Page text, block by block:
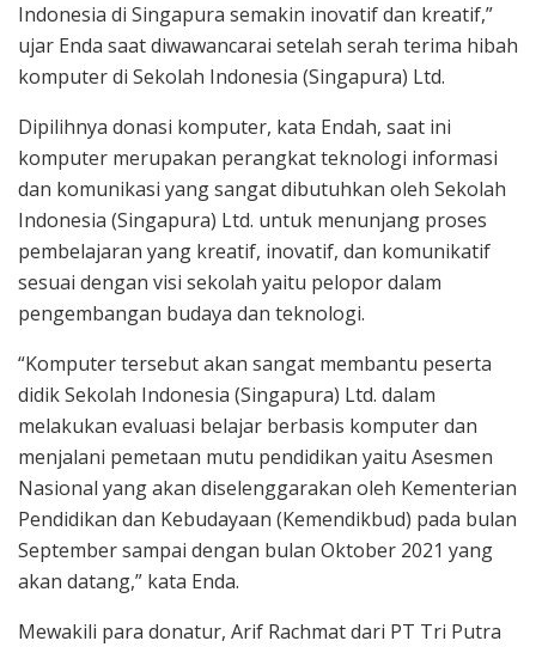
Indonesia di Singapura semakin inovatif dan kreatif,”
ujar Enda saat diwawancarai setelah serah terima hibah
komputer di Sekolah Indonesia (Singapura) Ltd.
Dipilihnya donasi komputer, kata Endah, saat ini
komputer merupakan perangkat teknologi informasi
dan komunikasi yang sangat dibutuhkan oleh Sekolah
Indonesia (Singapura) Ltd. untuk menunjang proses
pembelajaran yang kreatif, inovatif, dan komunikatif
sesuai dengan visi sekolah yaitu pelopor dalam
pengembangan budaya dan teknologi.
“Komputer tersebut akan sangat membantu peserta
didik Sekolah Indonesia (Singapura) Ltd. dalam
melakukan evaluasi belajar berbasis komputer dan
menjalani pemetaan mutu pendidikan yaitu Asesmen
Nasional yang akan diselenggarakan oleh Kementerian
Pendidikan dan Kebudayaan (Kemendikbud) pada bulan
September sampai dengan bulan Oktober 2021 yang
akan datang,” kata Enda.
Mewakili para donatur, Arif Rachmat dari PT Tri Putra